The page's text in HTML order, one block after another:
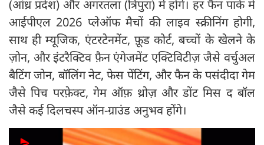
(आंध्र प्रदेश) और अगरतला (त्रिपुरा) में होंगे। हर फैन पार्क में
आईपीएल 2026 प्लेऑफ मैचों की लाइव स्क्रीनिंग होगी,
साथ ही म्यूजिक, एंटरटेनमेंट, फ़ूड कोर्ट, बच्चों के खेलने के
ज़ोन, और इंटरैक्टिव फ़ैन एंगेजमेंट एक्टिविटीज़ जैसे वर्चुअल
बैटिंग जोन, बॉलिंग नेट, फेस पेंटिंग, और फैन के पसंदीदा गेम
जैसे पिच परफ़ेक्ट, गेम ऑफ़ थ्रोज़ और डोंट मिस द बॉल
जैसे कई दिलचस्प ऑन-ग्राउंड अनुभव होंगे।